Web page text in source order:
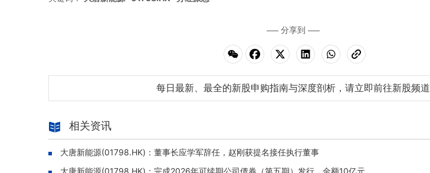
分享到
每日最新、最全的新股申购指南与深度剖析，请立即前往新股频道
相关资讯
大唐新能源(01798.HK)：董事长应学军辞任，赵刚获提名接任执行董事
大唐新能源(01798.HK)：完成2026年可续期公司债券（第五期）发行，金额10亿元